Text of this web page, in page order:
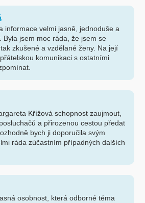
informace velmi jasně, jednoduše a
Byla jsem moc ráda, že jsem se
zkušené a vzdělané ženy. Na její
komunikaci s ostatními
Křížová schopnost zaujmout,
a přirozenou cestou předat
bych ji doporučila svým
ráda zúčastním případných dalších
osobnost, která odborné téma